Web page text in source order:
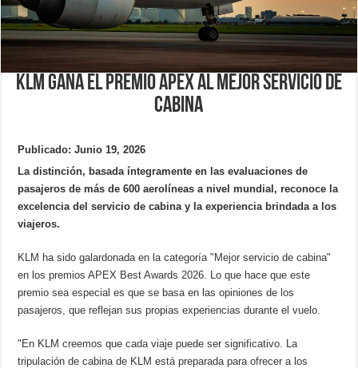
KLM gana el premio APEX al mejor servicio de
cabina
Publicado: Junio 19, 2026
La distinción, basada íntegramente en las evaluaciones de
pasajeros de más de 600 aerolíneas a nivel mundial, reconoce la
excelencia del servicio de cabina y la experiencia brindada a los
viajeros.
KLM ha sido galardonada en la categoría "Mejor servicio de cabina"
en los premios APEX Best Awards 2026. Lo que hace que este
premio sea especial es que se basa en las opiniones de los
pasajeros, que reflejan sus propias experiencias durante el vuelo.
"En KLM creemos que cada viaje puede ser significativo. La
tripulación de cabina de KLM está preparada para ofrecer a los